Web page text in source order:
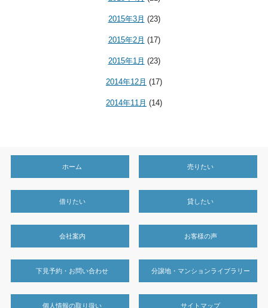
2015年3月 (23)
2015年2月 (17)
2015年1月 (23)
2014年12月 (17)
2014年11月 (14)
ホーム 売りたい
借りたい 貸したい
会社案内 お客様の声
下見予約・お問い合わせ 分譲地・マンションライブラリー
個人情報の取り扱い サイトマップ